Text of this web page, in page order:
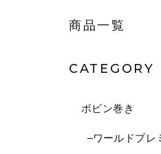
商品一覧
CATEGORY
ボビン巻き
ワールドプレ